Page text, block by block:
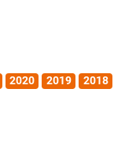
2020 2019
2018